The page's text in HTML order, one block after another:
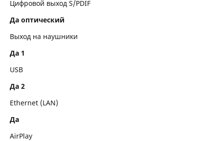
Цифровой выход S/PDIF
Да оптический
Выход на наушники
Да 1
USB
Да 2
Ethernet (LAN)
Да
AirPlay